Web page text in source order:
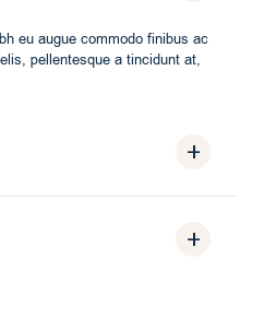
eu augue commodo finibus ac
pellentesque a tincidunt at,